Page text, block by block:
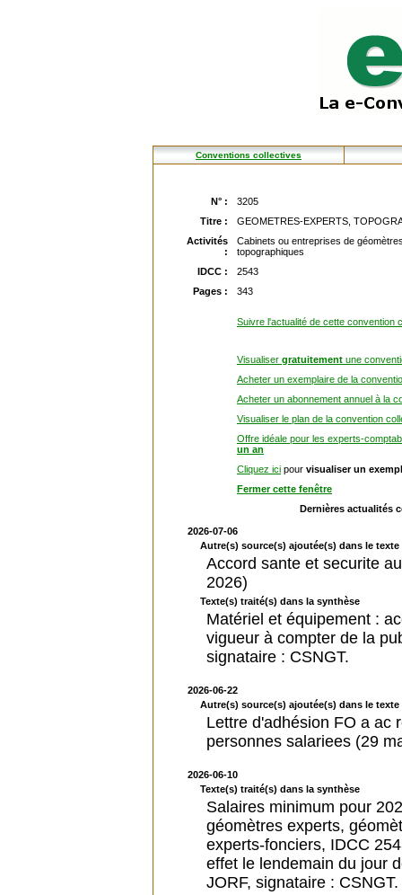
Conventions collectives
N° :
3205
Titre :
GEOMETRES-EXPERTS,
Activités
:
Cabinets ou entreprises de
topographiques
IDCC :
2543
Pages :
343
Suivre l'actualité de cette convention
Visualiser gratuitement une
Acheter un exemplaire de la
Acheter un abonnement annuel à la
Visualiser le plan de la convention
Offre idéale pour les experts-
un an
Cliquez ici pour visualiser un
Fermer cette fenêtre
Dernières actualités
2026-07-06
Autre(s) source(s) ajoutée(s) dans le
Accord sante et securite
2026)
Texte(s) traité(s) dans la synthèse
Matériel et équipement :
vigueur à compter de la
signataire : CSNGT.
2026-06-22
Autre(s) source(s) ajoutée(s) dans le
Lettre d'adhésion FO a ac
personnes salariees (29
2026-06-10
Texte(s) traité(s) dans la synthèse
Salaires minimum pour
géomètres experts,
experts-fonciers, IDCC
effet le lendemain du jour
JORF, signataire : CSNGT.